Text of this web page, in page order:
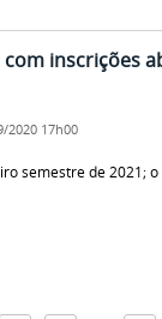
inscrições
2020 17h00
semestre de 2021;